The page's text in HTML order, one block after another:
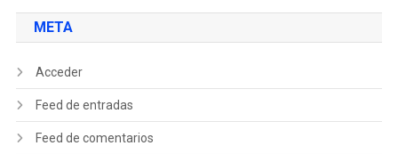
META
Acceder
Feed de entradas
Feed de comentarios